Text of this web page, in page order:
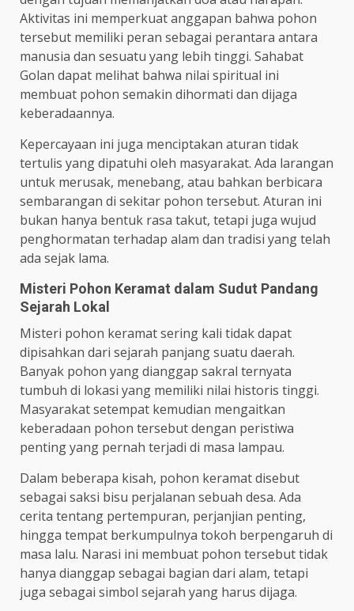
Aktivitas ini memperkuat anggapan bahwa pohon
tersebut memiliki peran sebagai perantara antara
manusia dan sesuatu yang lebih tinggi. Sahabat
Golan dapat melihat bahwa nilai spiritual ini
membuat pohon semakin dihormati dan dijaga
keberadaannya.
Kepercayaan ini juga menciptakan aturan tidak
tertulis yang dipatuhi oleh masyarakat. Ada larangan
untuk merusak, menebang, atau bahkan berbicara
sembarangan di sekitar pohon tersebut. Aturan ini
bukan hanya bentuk rasa takut, tetapi juga wujud
penghormatan terhadap alam dan tradisi yang telah
ada sejak lama.
Misteri Pohon Keramat dalam Sudut Pandang
Sejarah Lokal
Misteri pohon keramat sering kali tidak dapat
dipisahkan dari sejarah panjang suatu daerah.
Banyak pohon yang dianggap sakral ternyata
tumbuh di lokasi yang memiliki nilai historis tinggi.
Masyarakat setempat kemudian mengaitkan
keberadaan pohon tersebut dengan peristiwa
penting yang pernah terjadi di masa lampau.
Dalam beberapa kisah, pohon keramat disebut
sebagai saksi bisu perjalanan sebuah desa. Ada
cerita tentang pertempuran, perjanjian penting,
hingga tempat berkumpulnya tokoh berpengaruh di
masa lalu. Narasi ini membuat pohon tersebut tidak
hanya dianggap sebagai bagian dari alam, tetapi
juga sebagai simbol sejarah yang harus dijaga.